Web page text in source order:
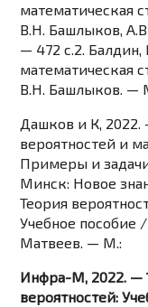
математическая
В.Н. Башлыков,
— 472 c.2. Балдин,
математическая
В.Н. Башлыков. —
Дашков и К, 2022.
вероятностей и
Примеры и
Минск: Новое
Теория
Учебное пособие
Матвеев. — М.:
Инфра-М, 2022. —
вероятностей: